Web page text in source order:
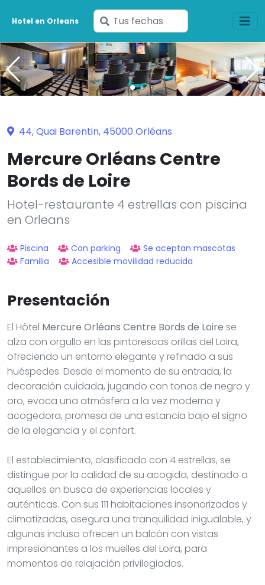
Hotel en Orleans
Ingresa
tus
fechas
44, Quai Barentin, 45000 Orléans
Mercure Orléans Centre
Bords de Loire
Hotel-restaurante 4 estrellas con piscina
en Orleans
Piscina Con parking
Se aceptan mascotas
Familia
Accesible movilidad reducida
Presentación
El Hôtel Mercure Orléans Centre Bords de Loire se
alza con orgullo en las pintorescas orillas del Loira,
ofreciendo un entorno elegante y refinado a sus
huéspedes. Desde el momento de su entrada, la
decoración cuidada, jugando con tonos de negro y
oro, evoca una atmósfera a la vez moderna y
acogedora, promesa de una estancia bajo el signo
de la elegancia y el confort.
El establecimiento, clasificado con 4 estrellas, se
distingue por la calidad de su acogida, destinado a
aquellos en busca de experiencias locales y
auténticas. Con sus 111 habitaciones insonorizadas y
climatizadas, asegura una tranquilidad inigualable, y
algunas incluso ofrecen un balcón con vistas
impresionantes a los muelles del Loira, para
momentos de relajación privilegiados.